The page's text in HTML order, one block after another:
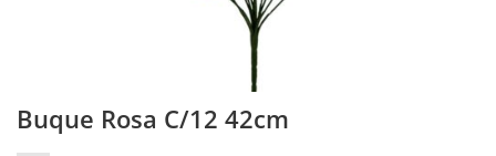
Buque Rosa C/12 42cm